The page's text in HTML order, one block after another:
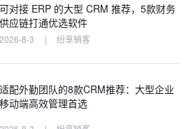
可对接 ERP 的大型 CRM 推荐，5款财务
供应链打通优选软件
2026-8-3 | 纷享销客
适配外勤团队的8款CRM推荐：大型企业
移动端高效管理首选